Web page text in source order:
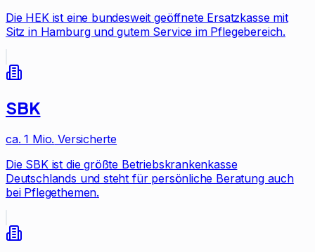
Die HEK ist eine bundesweit geöffnete Ersatzkasse mit
Sitz in Hamburg und gutem Service im Pflegebereich.
SBK
ca. 1 Mio. Versicherte
Die SBK ist die größte Betriebskrankenkasse
Deutschlands und steht für persönliche Beratung auch
bei Pflegethemen.